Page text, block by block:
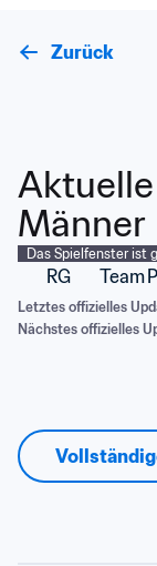
Zurück
Männer
Das Spielfenster ist
RG Team
Letztes offizielles
Nächstes offizielles